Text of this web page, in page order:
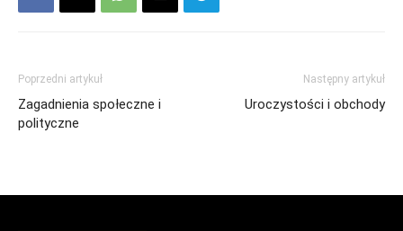
Poprzedni artykuł
Zagadnienia społeczne i
polityczne
Następny artykuł
Uroczystości i obchody